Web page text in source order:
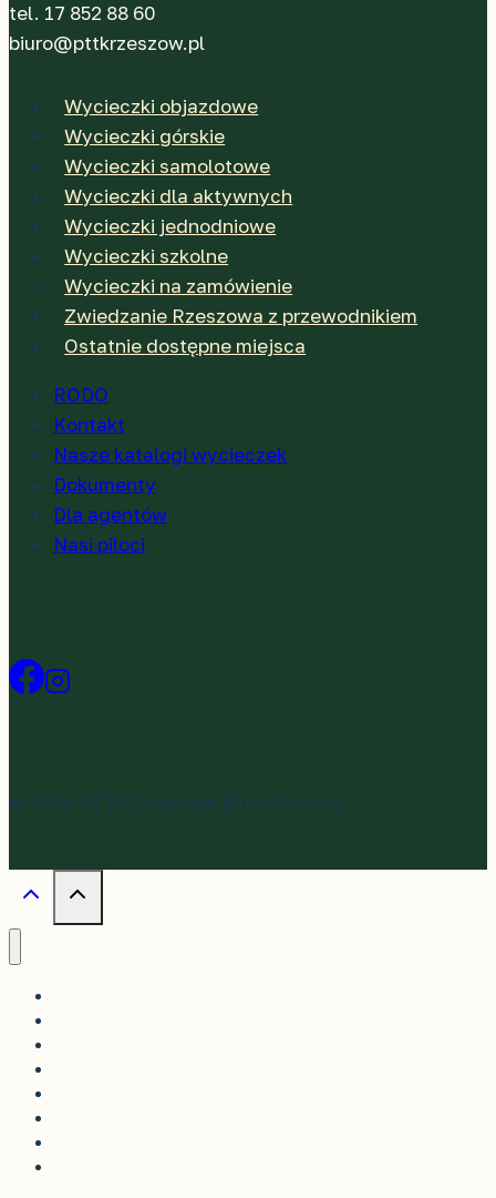
tel. 17 852 88 60
biuro@pttkrzeszow.pl
Wycieczki objazdowe
Wycieczki górskie
Wycieczki samolotowe
Wycieczki dla aktywnych
Wycieczki jednodniowe
Wycieczki szkolne
Wycieczki na zamówienie
Zwiedzanie Rzeszowa z przewodnikiem
Ostatnie dostępne miejsca
RODO
Kontakt
Nasze katalogi wycieczek
Dokumenty
Dla agentów
Nasi piloci
© 2026 PTTK Rzeszów Biuro Podróży